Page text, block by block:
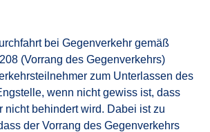
bei Gegenverkehr gemäß
(Vorrang des Gegenverkehrs)
zum Unterlassen des
wenn nicht gewiss ist, dass
nicht behindert wird. Dabei ist zu
der Vorrang des Gegenverkehrs